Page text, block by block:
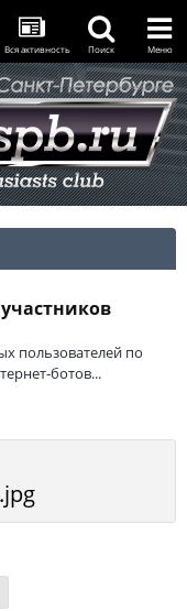
Вся активность Поиск Меню
пользователей по
ботов...